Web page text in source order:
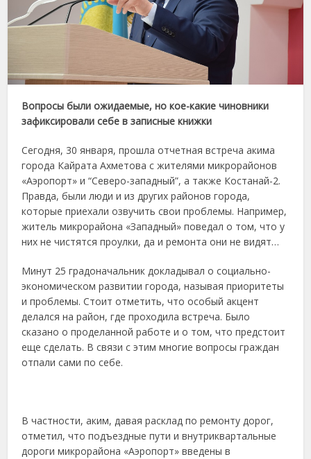
Вопросы были ожидаемые, но кое-какие чиновники
зафиксировали себе в записные книжки
Сегодня, 30 января, прошла отчетная встреча акима
города Кайрата Ахметова с жителями микрорайонов
«Аэропорт» и “Северо-западный”, а также Костанай-2.
Правда, были люди и из других районов города,
которые приехали озвучить свои проблемы. Например,
житель микрорайона «Западный» поведал о том, что у
них не чистятся проулки, да и ремонта они не видят…
Минут 25 градоначальник докладывал о социально-
экономическом развитии города, называя приоритеты
и проблемы. Стоит отметить, что особый акцент
делался на район, где проходила встреча. Было
сказано о проделанной работе и о том, что предстоит
еще сделать. В связи с этим многие вопросы граждан
отпали сами по себе.
В частности, аким, давая расклад по ремонту дорог,
отметил, что подъездные пути и внутриквартальные
дороги микрорайона «Аэропорт» введены в